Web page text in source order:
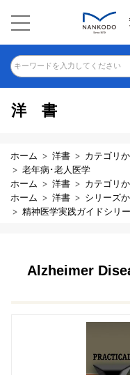
キーワードを入力してください
洋書
ホーム 洋書 カテゴリ
老年病･老人医学
ホーム
洋書 カテゴリ
ホーム
洋書 シリーズ
精神医学実践ガイドシリ
Alzheimer